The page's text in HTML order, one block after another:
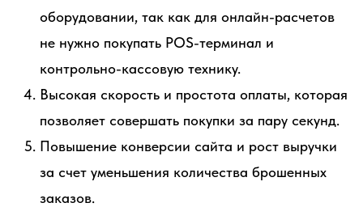
оборудовании, так как для онлайн-расчетов
не нужно покупать POS-терминал и
контрольно-кассовую технику.
Высокая скорость и простота оплаты, которая
позволяет совершать покупки за пару секунд.
Повышение конверсии сайта и рост выручки
за счет уменьшения количества брошенных
заказов.